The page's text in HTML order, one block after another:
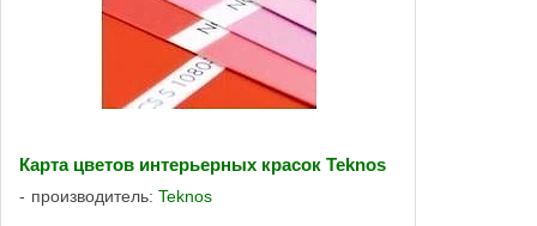
Карта цветов интерьерных красок Teknos
производитель: Teknos